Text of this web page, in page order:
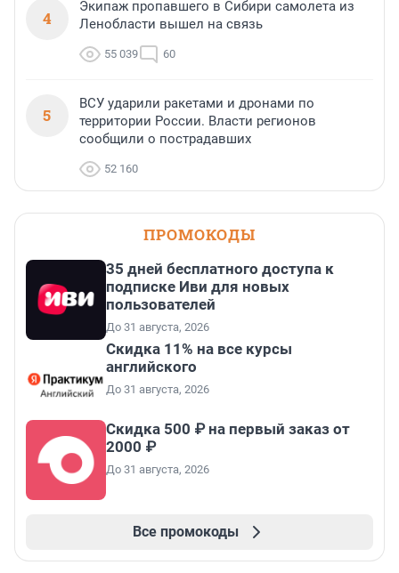
4
Экипаж пропавшего в Сибири самолета из
Ленобласти вышел на связь
55 039 60
5
ВСУ ударили ракетами и дронами по
территории России. Власти регионов
сообщили о пострадавших
52 160
ПРОМОКОДЫ
35 дней бесплатного доступа к
подписке Иви для новых
пользователей
До 31 августа, 2026
Скидка 11% на все курсы
английского
До 31 августа, 2026
Скидка 500 ₽ на первый заказ от
2000 ₽
До 31 августа, 2026
Все промокоды